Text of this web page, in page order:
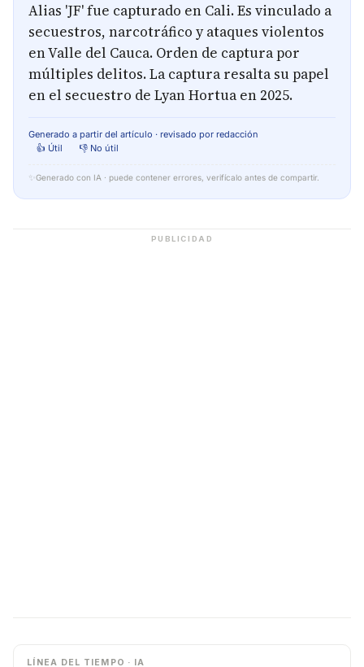
Alias 'JF' fue capturado en Cali. Es vinculado a
secuestros, narcotráfico y ataques violentos
en Valle del Cauca. Orden de captura por
múltiples delitos. La captura resalta su papel
en el secuestro de Lyan Hortua en 2025.
Generado a partir del artículo · revisado por redacción
👍 Útil
👎 No útil
✨ Generado con IA · puede contener errores, verifícalo antes de compartir.
PUBLICIDAD
LÍNEA DEL TIEMPO · IA